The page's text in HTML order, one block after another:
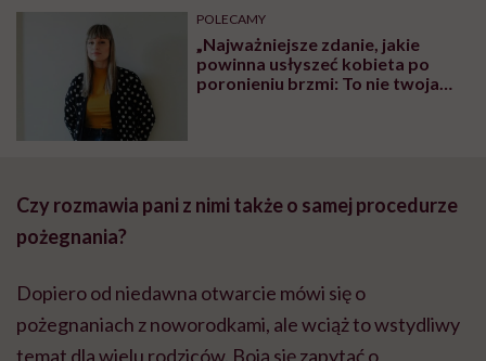
może chyba tylko
głupota i brak
wyobraźni"
pracy
POLECAMY
„Najważniejsze zdanie, jakie
powinna usłyszeć kobieta po
poronieniu brzmi: To nie twoja
Czy rozmawia pani z nimi także o samej procedurze
pożegnania?
Dopiero od niedawna otwarcie mówi się o
pożegnaniach z noworodkami, ale wciąż to wstydliwy
temat dla wielu rodziców. Boją się zapytać o